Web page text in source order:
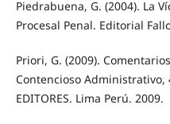
Piedrabuena, G. (2004). La
Procesal Penal. Editorial
Priori, G. (2009).
Contencioso Administrativo,
EDITORES. Lima Perú. 2009.